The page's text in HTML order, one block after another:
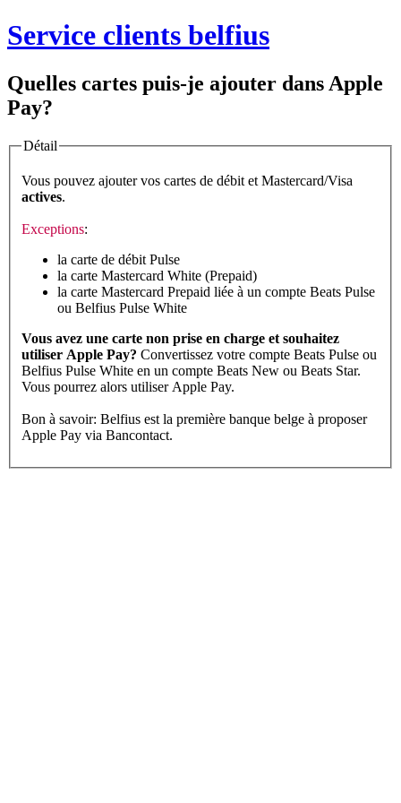
Service clients belfius
Quelles cartes puis-je ajouter dans Apple
Pay?
Détail
Vous pouvez ajouter vos cartes de débit et Mastercard/Visa
actives.
Exceptions:
la carte de débit Pulse
la carte Mastercard White (Prepaid)
la carte Mastercard Prepaid liée à un compte Beats Pulse
ou Belfius Pulse White
Vous avez une carte non prise en charge et souhaitez
utiliser Apple Pay? Convertissez votre compte Beats Pulse ou
Belfius Pulse White en un compte Beats New ou Beats Star.
Vous pourrez alors utiliser Apple Pay.
Bon à savoir: Belfius est la première banque belge à proposer
Apple Pay via Bancontact.